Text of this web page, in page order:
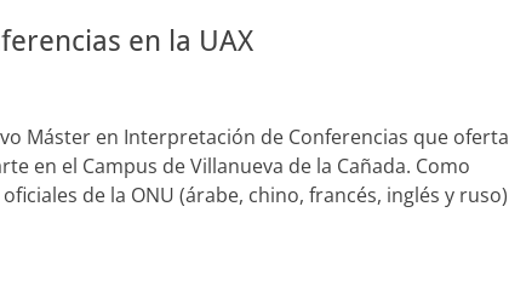
en la UAX
Máster en Interpretación de Conferencias que oferta
en el Campus de Villanueva de la Cañada. Como
de la ONU (árabe, chino, francés, inglés y ruso)